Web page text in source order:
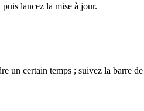
puis lancez la mise à jour.
un certain temps ; suivez la barre de